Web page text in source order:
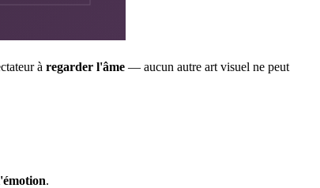
à regarder l'âme — aucun autre art visuel ne peut
.